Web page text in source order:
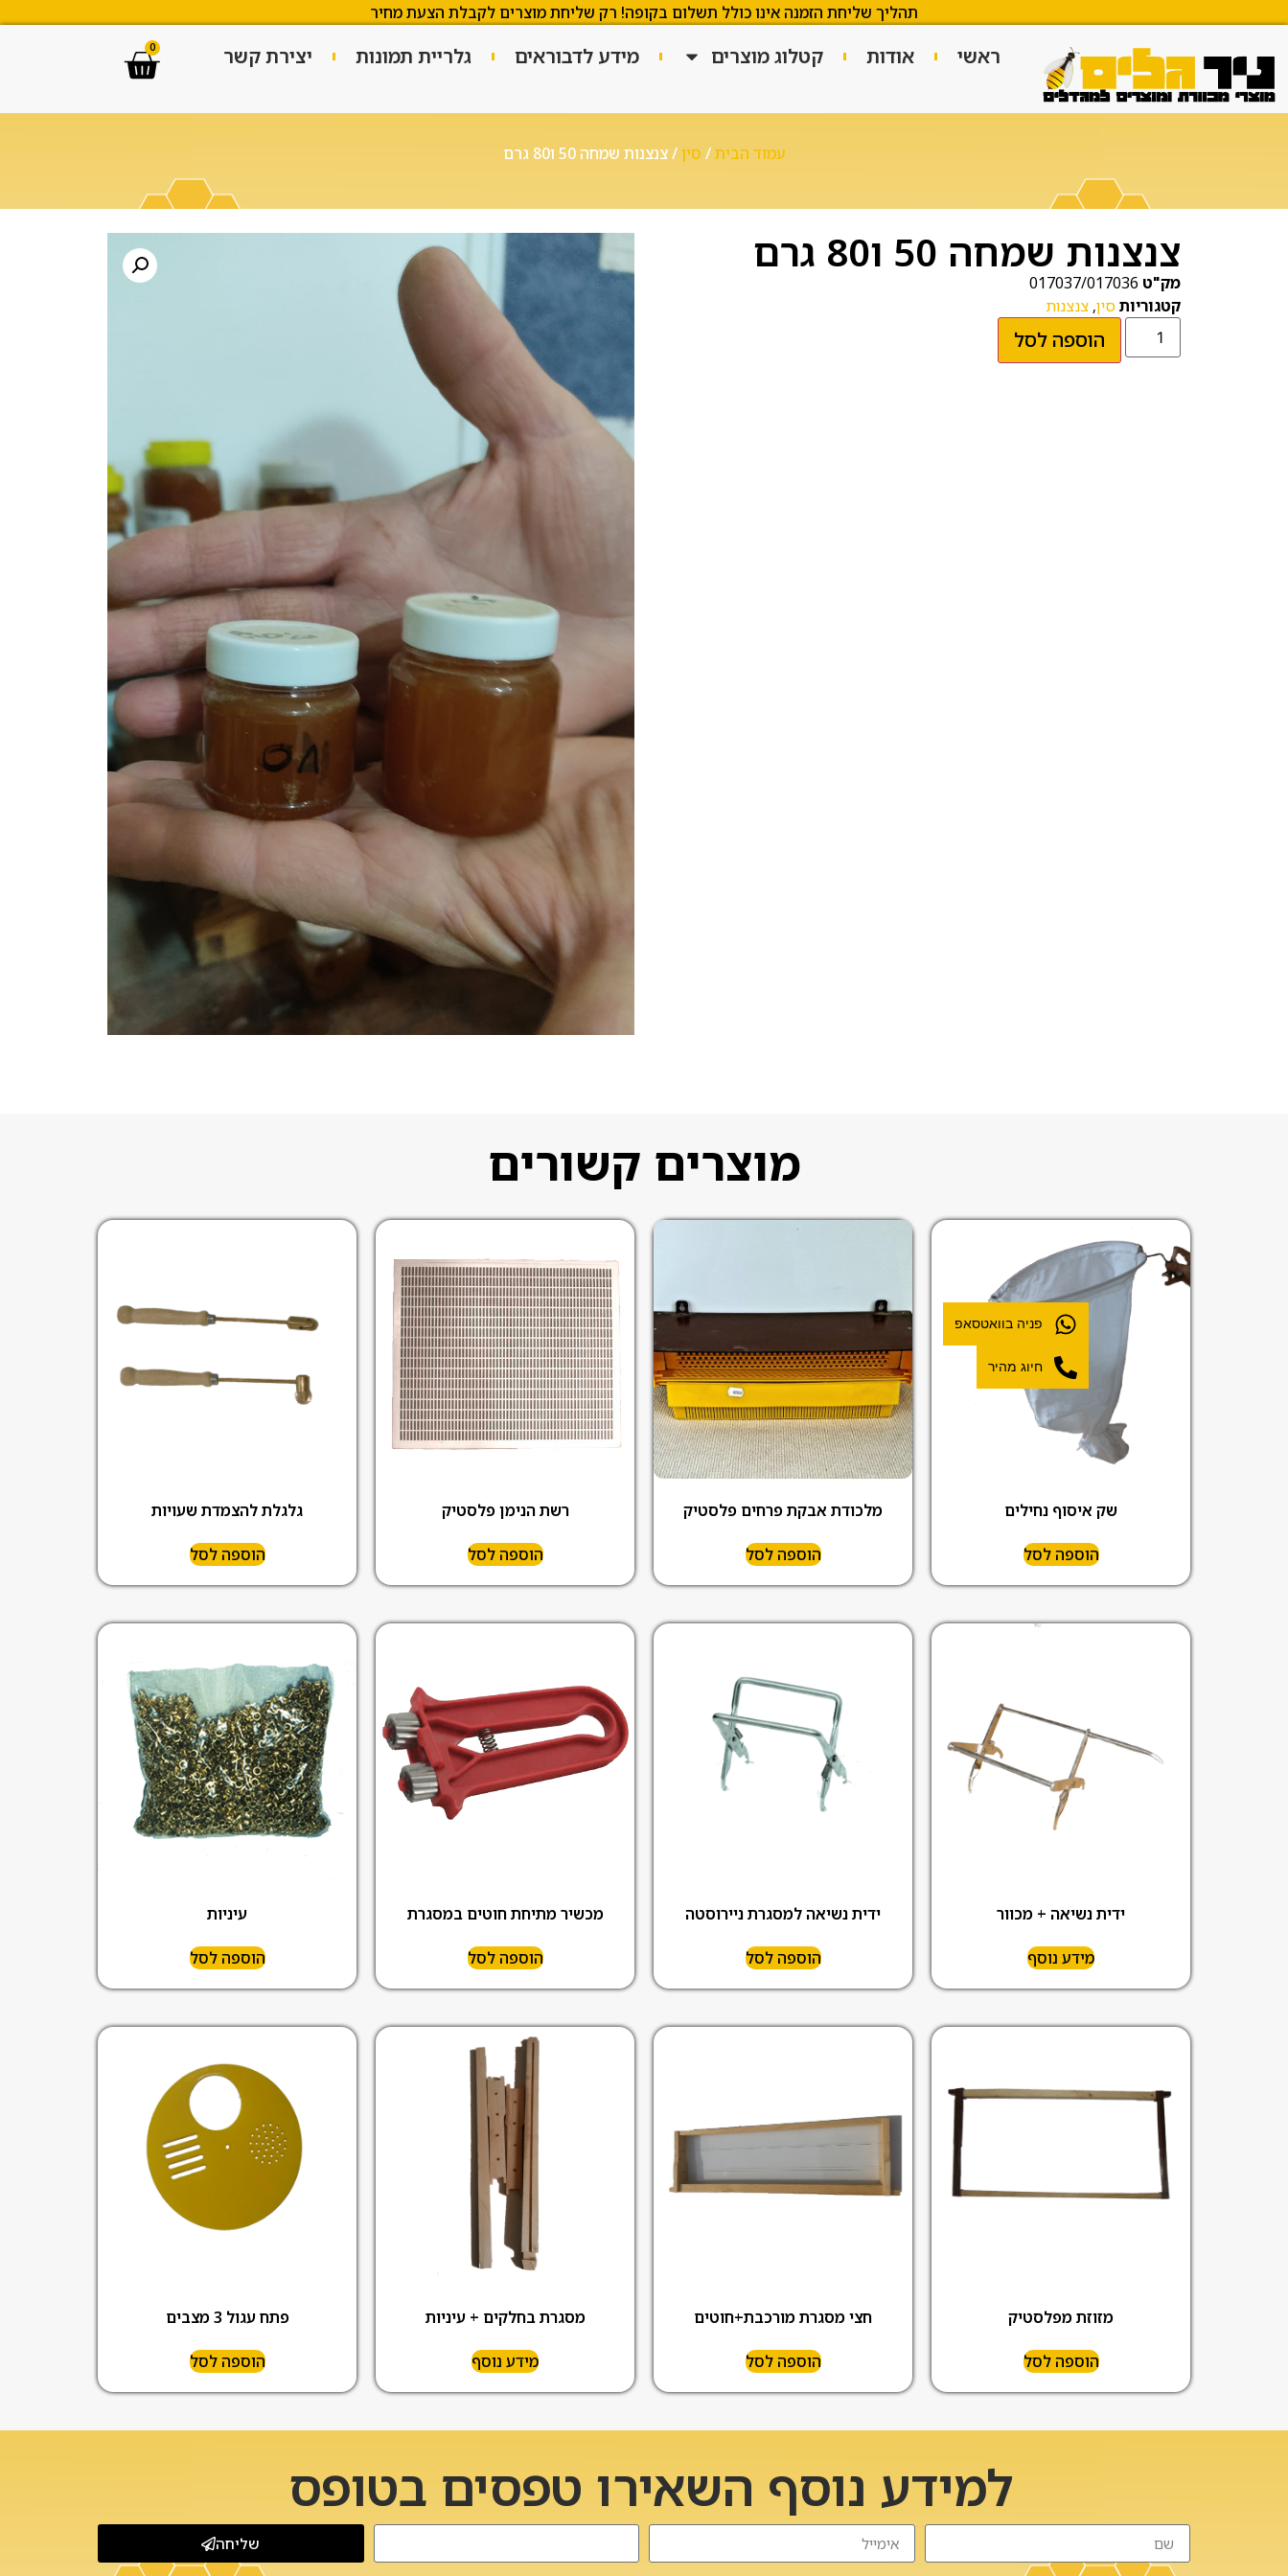
תהליך שליחת הזמנה אינו כולל תשלום בקופה! רק שליחת מוצרים לקבלת הצעת מחיר
ראשי אודות קטלוג מוצרים מידע לדבוראים גלריית תמונות יצירת קשר 0
עמוד הבית/ סין/ צנצנות שמחה 50 ו80 גרם
צנצנות שמחה 50 ו80 גרם
מק"ט 017037/017036
קטגוריותסין, צנצנות
הוספה לסל
מוצרים קשורים
שק איסוף נחילים
הוספה לסל
מלכודת אבקת פרחים פלסטיק
הוספה לסל
רשת הנימן פלסטיק
הוספה לסל
גלגלת להצמדת שעויות
הוספה לסל
ידית נשיאה + מכוור
מידע נוסף
ידית נשיאה למסגרת ניירוסטה
הוספה לסל
מכשיר מתיחת חוטים במסגרת
הוספה לסל
עיניות
הוספה לסל
מזוזת מפלסטיק
הוספה לסל
חצי מסגרת מורכבת+חוטים
הוספה לסל
מסגרת בחלקים + עיניות
מידע נוסף
פתח עגול 3 מצבים
הוספה לסל
למידע נוסף השאירו טפסים בטופס
שליחה
פניה בוואטסאפ
חיוג מהיר